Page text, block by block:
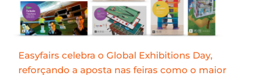
Easyfairs celebra o Global Exhibitions Day,
reforçando a aposta nas feiras como o maior